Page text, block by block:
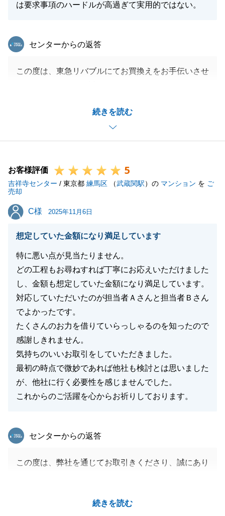
は要求事項のハードルが高過ぎて実用的ではない。
続きを読む
東急リバブル
センターからの返答
この度は、東急リバブルにてお買換えをお手伝いさせ
が長い中、何度も足を運んでいただきまして、スムー
ズにお手続きを進めることができましたこと、お礼申
し上げます。
き、助けていただきまして、ありがとうございまし
た。
ご指摘の点、弊社の売却保証のご利用がいただけず、
大変申し訳ございませんでした。
ルコニーから見た景色は素晴らしく、とても強く印象
に残っております。
これからお住まいになる中で、何かお気づきの点やお
困り事がありましたら、ご連絡いただければ幸いで
す。
引き続き、末長いお付き合いの程、どうぞよろしくお
願いいたします。
閉じる
お客様評価 5
吉祥寺センター / 東京都 練馬区 （武蔵関駅）の マンション を ご
売却
C様
C様 2025年11月6日
想定していた金額になり満足しています
特に悪い点が見当たりません。
どの工程もお尋ねすれば丁寧にお応えいただけました
し、金額も想定していた金額になり満足しています。
対応していただいたのが担当者Ａさんと担当者Ｂさん
でよかったです。
たくさんのお力を借りていらっしゃるのを知ったので
感謝しきれません。
気持ちのいいお取引をしていただきました。
最初の時点で微妙であれば他社も検討とは思いました
が、他社に行く必要性を感じませんでした。
これからのご活躍を心からお祈りしております。
続きを読む
東急リバブル
センターからの返答
この度は、弊社を通じてお取引きくださり、誠にあり
き、身に余るほどのお言葉まで頂戴し、とても嬉しく